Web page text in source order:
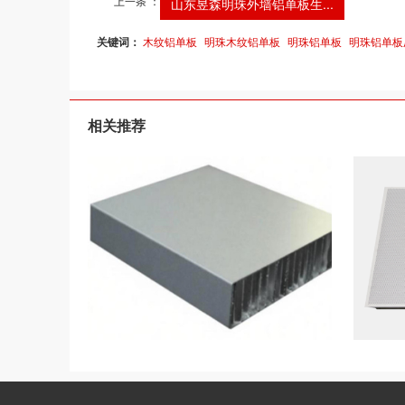
山东昱森明珠外墙铝单板生...
关键词： 木纹铝单板 明珠木纹铝单板 明珠铝单板 明珠铝单
相关推荐